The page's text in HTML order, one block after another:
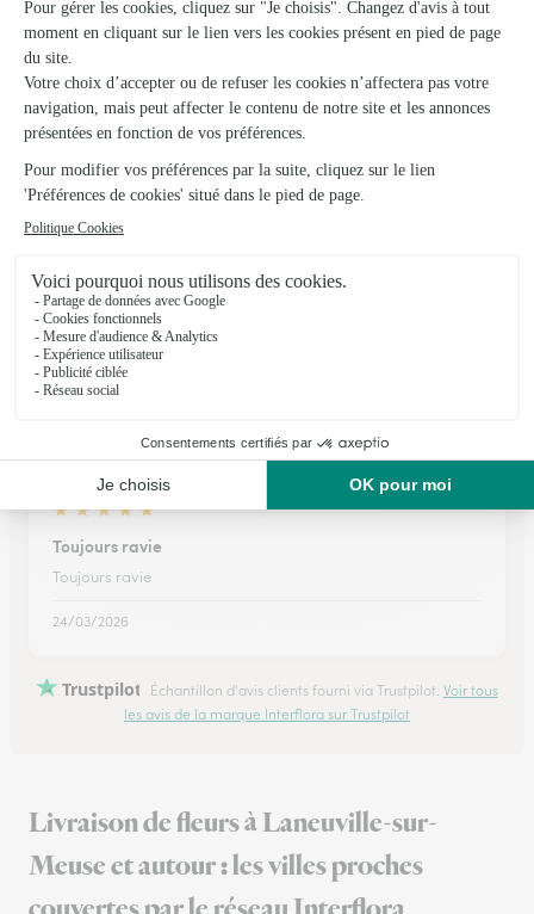
★
Bouquet très apprécié
Un bouquet magnifique toujours apprécié par ceux qui le
19/03/2026
★ ★ ★ ★ ★
Grand Choix
Grand Choix , facilité de commande et de paiement...
j'attends de voir le bouquet réel avec confiance
★ ★ ★ ★ ★
Toujours ravie
Toujours ravie
24/03/2026
Trustpilot Échantillon d'avis clients fourni via Trustpilot. Voir tous
les avis de la marque Interflora sur Trustpilot
Livraison de fleurs à Laneuville-sur-
Meuse et autour : les villes proches